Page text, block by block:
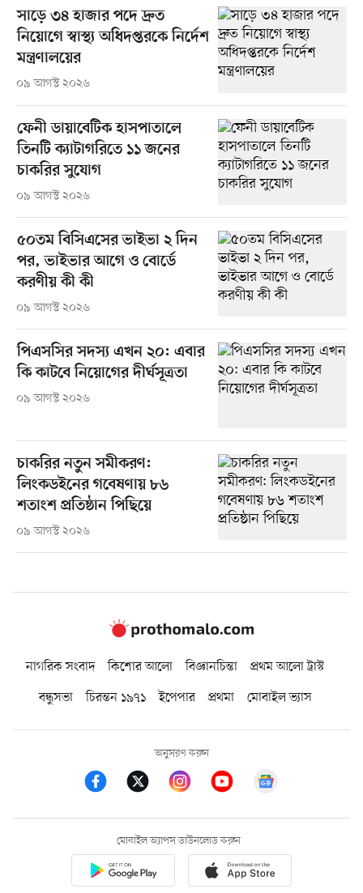
সাড়ে ৩৪ হাজার পদে দ্রুত
নিয়োগে স্বাস্থ্য অধিদপ্তরকে নির্দেশ
মন্ত্রণালয়ের
০৯ আগস্ট ২০২৬
ফেনী ডায়াবেটিক হাসপাতালে
তিনটি ক্যাটাগরিতে ১১ জনের
চাকরির সুযোগ
০৯ আগস্ট ২০২৬
৫০তম বিসিএসের ভাইভা ২ দিন
পর, ভাইভার আগে ও বোর্ডে
করণীয় কী কী
০৯ আগস্ট ২০২৬
পিএসসির সদস্য এখন ২০: এবার
কি কাটবে নিয়োগের দীর্ঘসূত্রতা
০৯ আগস্ট ২০২৬
চাকরির নতুন সমীকরণ:
লিংকডইনের গবেষণায় ৮৬
শতাংশ প্রতিষ্ঠান পিছিয়ে
০৯ আগস্ট ২০২৬
নাগরিক সংবাদ কিশোর আলো বিজ্ঞানচিন্তা
প্রথম আলো ট্রাস্ট
বন্ধুসভা
চিরন্তন ১৯৭১ ইপেপার প্রথমা মোবাইল ভ্যাস
অনুসরণ করুন
মোবাইল অ্যাপস ডাউনলোড করুন